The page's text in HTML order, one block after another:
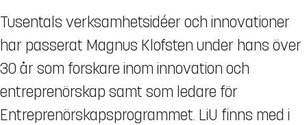
Tusentals verksamhetsidéer och innovationer
har passerat Magnus Klofsten under hans över
30 år som forskare inom innovation och
entreprenörskap samt som ledare för
Entreprenörskapsprogrammet. LiU finns med i